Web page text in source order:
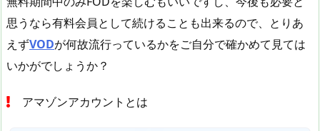
思うなら有料会員として続けることも出来るので、とりあ
えずVODが何故流行っているかをご自分で確かめて見ては
いかがでしょうか？
アマゾンアカウントとは